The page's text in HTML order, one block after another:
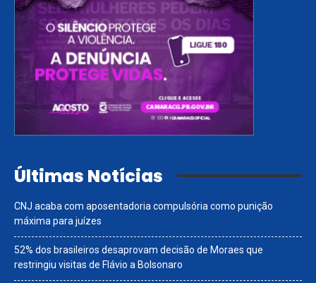
Últimas Notícias
CNJ acaba com aposentadoria compulsória como punição
máxima para juízes
52% dos brasileiros desaprovam decisão de Moraes que
restringiu visitas de Flávio a Bolsonaro